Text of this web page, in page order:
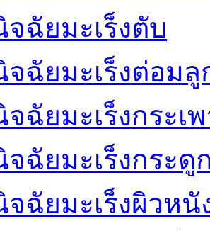
ฉัยมะเร็งตับ
จฉัยมะเร็งต่อม
ฉัยมะเร็งกระเ
จฉัยมะเร็งกระดู
จฉัยมะเร็งผิวหนั